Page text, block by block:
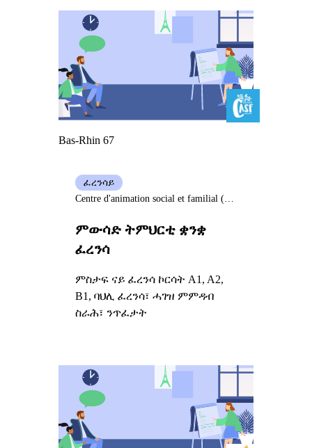
Bas-Rhin 67
ምውሳድ ትምህርቲ ቋንቋ
ፈረንሳ
ምስታፍ ናይ ፈረንሳ ኮርሳት A1, A2,
B1, ባህሊ ፈረንሳ፣ ሓገዝ ምምዳብ
ስራሕ፣ ንጥፈታት
ፈረንሳይ
Centre d'animation social et familial (Casf) Bischwiller